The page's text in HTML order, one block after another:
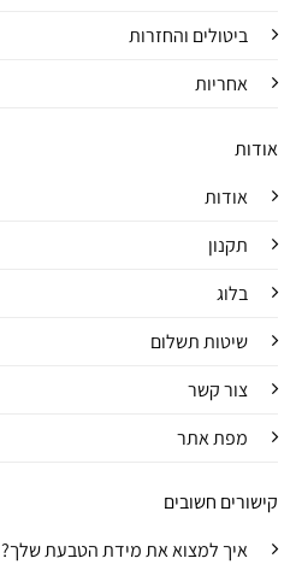
ביטולים והחזרות
אחריות
אודות
אודות
תקנון
בלוג
שיטות תשלום
צור קשר
מפת אתר
קישורים חשובים
איך למצוא את מידת הטבעת שלך?